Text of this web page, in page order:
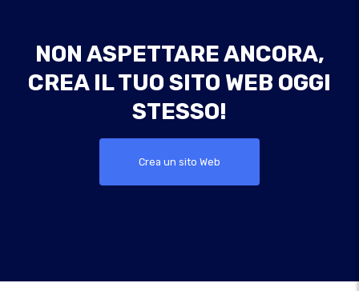
NON ASPETTARE ANCORA,
CREA IL TUO SITO WEB OGGI
STESSO!
Crea un sito Web